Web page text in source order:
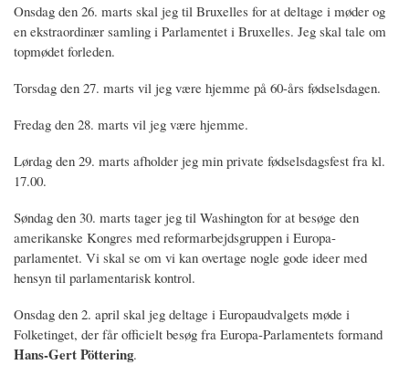
Onsdag den 26. marts skal jeg til Bruxelles for at deltage i møder og
en ekstraordinær samling i Parlamentet i Bruxelles. Jeg skal tale om
topmødet forleden.
Torsdag den 27. marts vil jeg være hjemme på 60-års fødselsdagen.
Fredag den 28. marts vil jeg være hjemme.
Lørdag den 29. marts afholder jeg min private fødselsdagsfest fra kl.
17.00.
Søndag den 30. marts tager jeg til Washington for at besøge den
amerikanske Kongres med reformarbejdsgruppen i Europa-
parlamentet. Vi skal se om vi kan overtage nogle gode ideer med
hensyn til parlamentarisk kontrol.
Onsdag den 2. april skal jeg deltage i Europaudvalgets møde i
Folketinget, der får officielt besøg fra Europa-Parlamentets formand
Hans-Gert Pöttering.